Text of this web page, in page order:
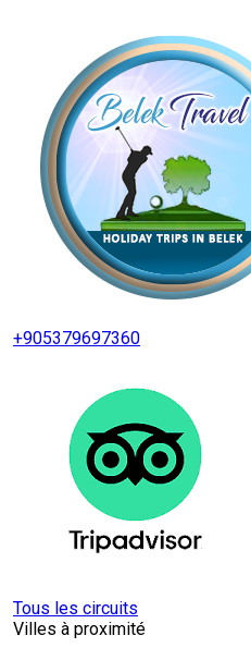
+905379697360
Tous les circuits
Villes à proximité